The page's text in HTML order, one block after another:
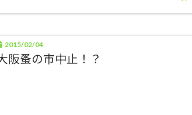
2015/02/04
阪蚤の市中止！？